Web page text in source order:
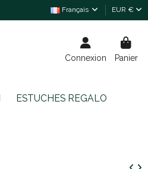
Français EUR €
Connexion Panier
ESTUCHES REGALO